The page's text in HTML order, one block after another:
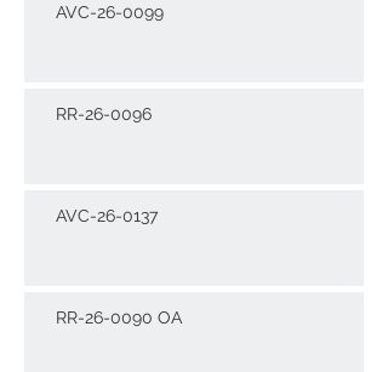
AVC-26-0099
RR-26-0096
AVC-26-0137
RR-26-0090 OA